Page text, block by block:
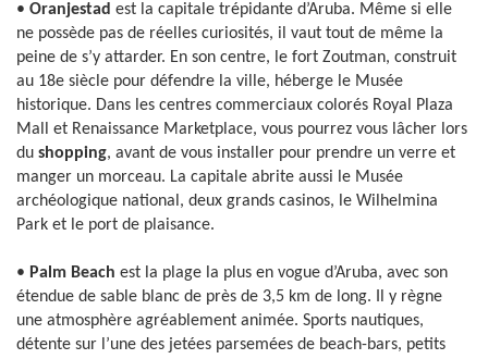
• Oranjestad est la capitale trépidante d’Aruba. Même si elle
ne possède pas de réelles curiosités, il vaut tout de même la
peine de s’y attarder. En son centre, le fort Zoutman, construit
au 18e siècle pour défendre la ville, héberge le Musée
historique. Dans les centres commerciaux colorés Royal Plaza
Mall et Renaissance Marketplace, vous pourrez vous lâcher lors
du shopping, avant de vous installer pour prendre un verre et
manger un morceau. La capitale abrite aussi le Musée
archéologique national, deux grands casinos, le Wilhelmina
Park et le port de plaisance.
• Palm Beach est la plage la plus en vogue d’Aruba, avec son
étendue de sable blanc de près de 3,5 km de long. Il y règne
une atmosphère agréablement animée. Sports nautiques,
détente sur l’une des jetées parsemées de beach-bars, petits